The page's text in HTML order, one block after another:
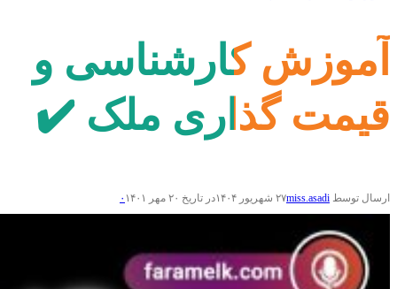
آموزش کارشناسی و
قیمت گذاری ملک ✔️
ارسال توسط miss.asadi۲۷ شهریور ۱۴۰۴ در تاریخ ۲۰ مهر ۱۴۰۱ ۰